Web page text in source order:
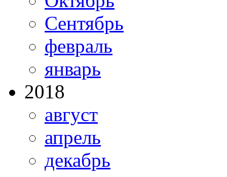
Сентябрь
февраль
январь
2018
август
апрель
декабрь